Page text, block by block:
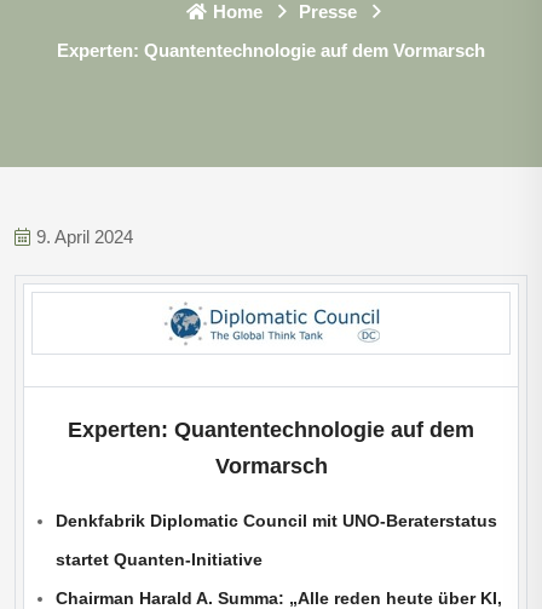
Home
Presse
Experten: Quantentechnologie auf dem Vormarsch
9. April 2024
Experten: Quantentechnologie auf dem
Vormarsch
Denkfabrik Diplomatic Council mit UNO-Beraterstatus
startet Quanten-Initiative
Chairman Harald A. Summa: „Alle reden heute über KI,